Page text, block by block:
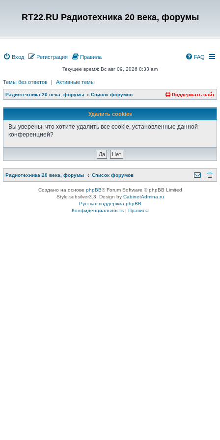
RT22.RU Радиотехника 20 века, форумы
Вход Регистрация FAQ
Правила
Текущее время: Вс авг 09, 2026 8:33 am
Темы без ответов | Активные темы
Радиотехника 20 века, форумы Список форумов Поддержать сайт
Удалить cookies
Вы уверены, что хотите удалить все cookie, установленные данной
конференцией?
Радиотехника 20 века, форумы Список форумов
Создано на основе phpBB® Forum Software © phpBB Limited
Style subsilver3.3. Design by CabinetAdmina.ru
Русская поддержка phpBB
Конфиденциальность| Правила